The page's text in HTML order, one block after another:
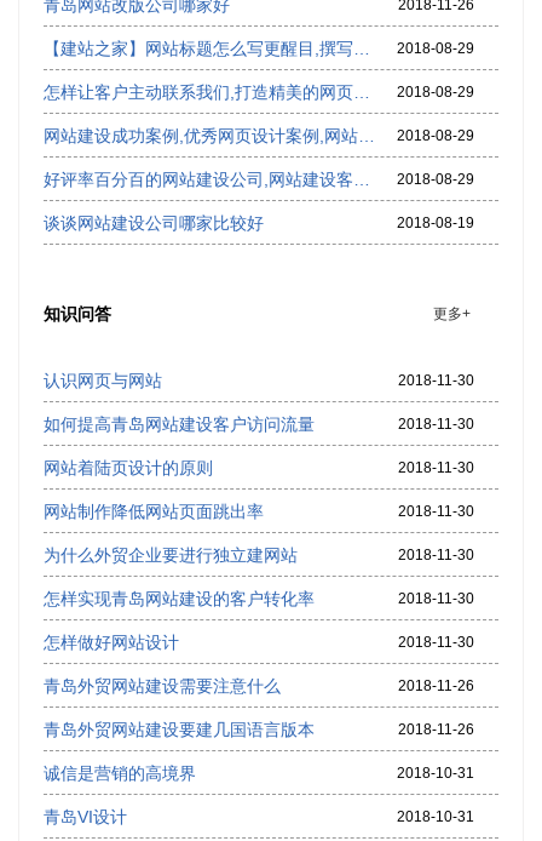
青岛网站改版公司哪家好 2018-11-26
【建站之家】网站标题怎么写更醒目,撰写好的网站标题看过来 2018-08-29
怎样让客户主动联系我们,打造精美的网页设计页面 2018-08-29
网站建设成功案例,优秀网页设计案例,网站建设案例欣赏 2018-08-29
好评率百分百的网站建设公司,网站建设客户评价,网站建设公司排名 2018-08-29
谈谈网站建设公司哪家比较好 2018-08-19
知识问答 更多+
认识网页与网站 2018-11-30
如何提高青岛网站建设客户访问流量 2018-11-30
网站着陆页设计的原则 2018-11-30
网站制作降低网站页面跳出率 2018-11-30
为什么外贸企业要进行独立建网站 2018-11-30
怎样实现青岛网站建设的客户转化率 2018-11-30
怎样做好网站设计 2018-11-30
青岛外贸网站建设需要注意什么 2018-11-26
青岛外贸网站建设要建几国语言版本 2018-11-26
诚信是营销的高境界 2018-10-31
青岛VI设计 2018-10-31